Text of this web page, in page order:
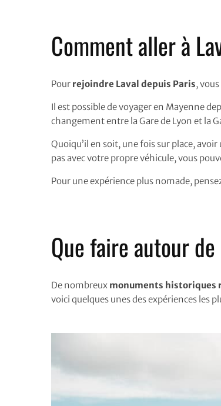
Comment aller à
Pour rejoindre Laval depuis Paris,
Il est possible de voyager en Mayenne
changement entre la Gare de Lyon et la
Quoiqu’il en soit, une fois sur place,
pas avec votre propre véhicule, vous
Pour une expérience plus nomade,
Que faire autour
De nombreux monuments historiques
voici quelques unes des expériences les